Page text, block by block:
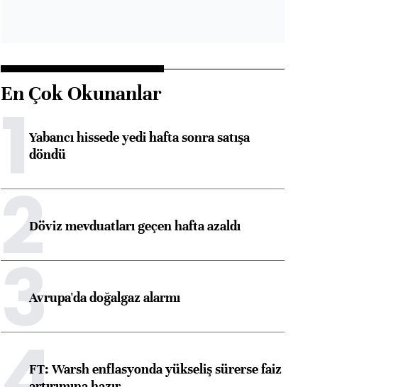
En Çok Okunanlar
1Yabancı hissede yedi hafta sonra satışa
döndü
2Döviz mevduatları geçen hafta azaldı
3Avrupa'da doğalgaz alarmı
FT: Warsh enflasyonda yükseliş sürerse faiz